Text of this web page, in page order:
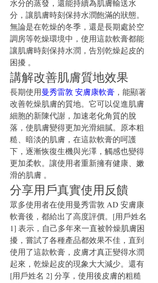
水分的蒸發，還能持續為肌膚輸送水
分，讓肌膚時刻保持水潤飽滿的狀態。
無論是在乾燥的冬季，還是長期處於空
調房等乾燥環境中，使用這款軟膏都能
讓肌膚時刻保持水潤，告別乾燥起皮的
困擾 。
講解改善肌膚質地效果
長期使用曼秀雷敦 安膚康軟膏 ，能顯著
改善乾燥肌膚的質地。它可以促進肌膚
細胞的新陳代謝，加速老化角質的脫
落，使肌膚變得更加光滑細膩。原本粗
糙、暗淡的肌膚，在這款軟膏的呵護
下，逐漸恢復生機與光澤，觸感也變得
更加柔軟。讓使用者重新擁有健康、嫩
滑的肌膚 。
分享用戶真實使用反饋
眾多使用者在使用曼秀雷敦 AD 安膚康
軟膏後，都給出了高度評價。[用戶姓名
1] 表示，自己多年來一直被幹燥肌膚困
擾，嘗試了各種產品都效果不佳，直到
使用了這款軟膏，皮膚才真正變得水潤
起來，乾燥起皮的現象大大減少。還有
[用戶姓名 2] 分享，使用後皮膚的粗糙